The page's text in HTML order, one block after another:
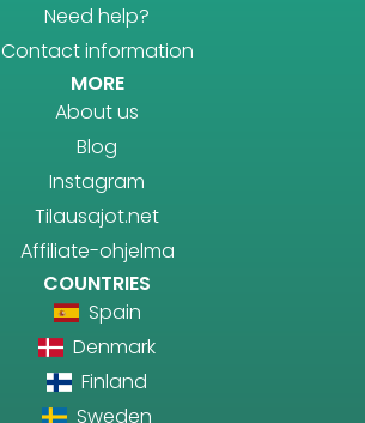
Need help?
Contact information
MORE
About us
Blog
Instagram
Tilausajot.net
Affiliate-ohjelma
COUNTRIES
Spain
Denmark
Finland
Sweden